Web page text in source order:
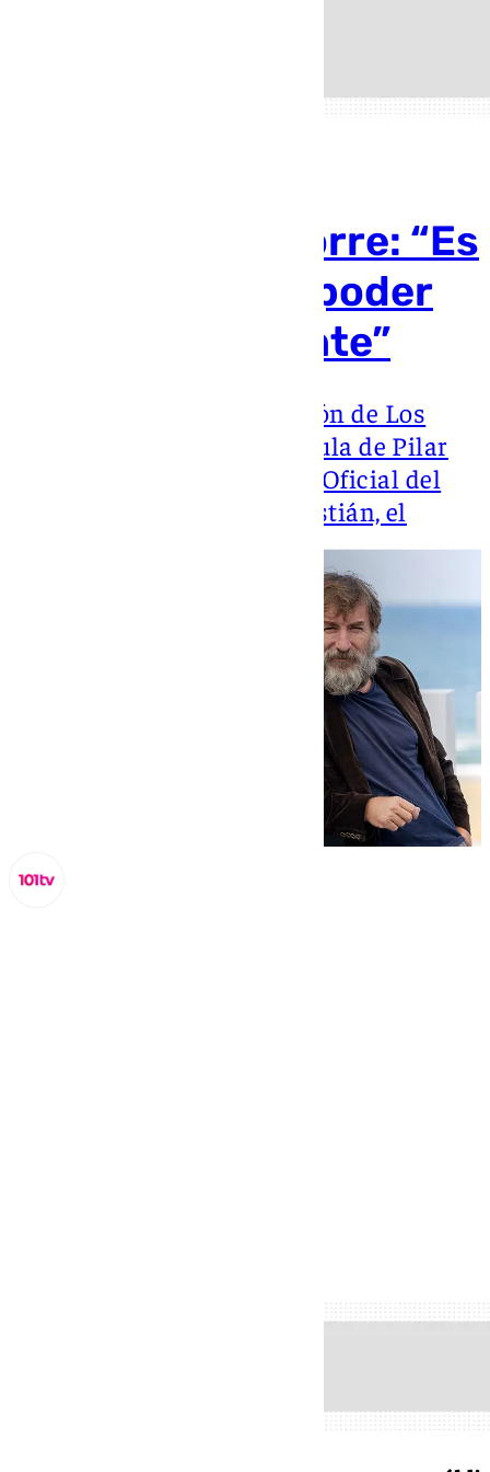
Antonio de la Torre: “Es
una obligación poder
morir dignamente”
Durante la presentación de Los
destellos, la nueva película de Pilar
Palomero en la Sección Oficial del
Festival de San Sebastián, el